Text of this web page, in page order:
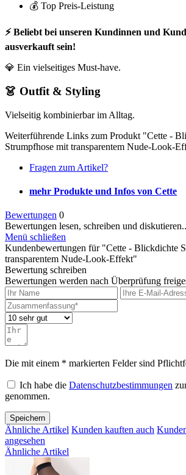
💰 Top Preis-Leistung
⚡ Beliebt bei unseren Kundinnen und
ausverkauft sein!
💎 Ein vielseitiges Must-have.
👗 Outfit & Styling
Vielseitig kombinierbar im Alltag.
Weiterführende Links zum Produkt "Cette -
Strumpfhose mit transparentem Nude-Look-
Fragen zum Artikel?
mehr Produkte und Infos von Cette
Bewertungen 0
Bewertungen lesen, schreiben und
Menü schließen
Kundenbewertungen für "Cette - Blickdichte
transparentem Nude-Look-Effekt"
Bewertung schreiben
Bewertungen werden nach Überprüfung
Die mit einem * markierten Felder sind
Ich habe die Datenschutzbestimmungen
genommen.
Speichern
Ähnliche Artikel Kunden kauften auch
angesehen
Ähnliche Artikel